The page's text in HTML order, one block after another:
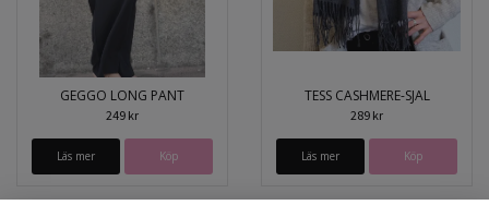
GEGGO LONG PANT
249 kr
Läs mer Köp
TESS CASHMERE-SJAL
289 kr
Läs mer Köp